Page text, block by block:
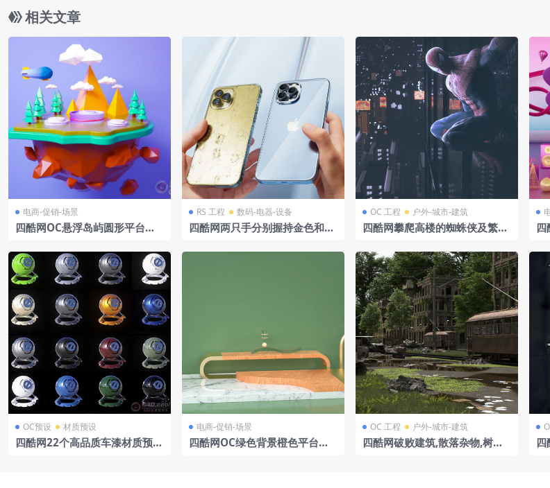
相关文章
电商-促销-场景
四酷网OC悬浮岛屿圆形平台树
程
RS 工程 数码-电器-设备
四酷网两只手分别握持金色和浅
OC 工程 户外-城市-建筑
四酷网攀爬高楼的蜘蛛侠及繁华
四
OC预设 材质预设
四酷网22个高品质车漆材质预设
电商-促销-场景
四酷网OC绿色背景橙色平台金
OC 工程 户外-城市-建筑
四酷网破败建筑,散落杂物,树木
四